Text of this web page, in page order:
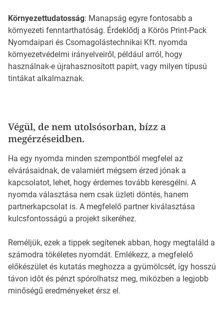
Környezettudatosság: Manapság egyre fontosabb a
környezeti fenntarthatóság. Érdeklődj a Körös Print-Pack
Nyomdaipari és Csomagolástechnikai Kft. nyomda
környezetvédelmi irányelveiről, például arról, hogy
használnak-e újrahasznosított papírt, vagy milyen típusú
tintákat alkalmaznak.
Végül, de nem utolsósorban, bízz a
megérzéseidben.
Ha egy nyomda minden szempontból megfelel az
elvárásaidnak, de valamiért mégsem érzed jónak a
kapcsolatot, lehet, hogy érdemes tovább keresgélni. A
nyomda választása nem csak üzleti döntés, hanem
partnerkapcsolat is. A megfelelő partner kiválasztása
kulcsfontosságú a projekt sikeréhez.
Reméljük, ezek a tippek segítenek abban, hogy megtaláld a
számodra tökéletes nyomdát. Emlékezz, a megfelelő
előkészület és kutatás meghozza a gyümölcsét, így hosszú
távon időt és pénzt spórolhatsz meg, miközben a legjobb
minőségű eredményeket érsz el.